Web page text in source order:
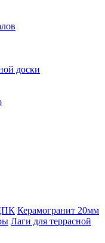
доски
Керамогранит 20мм
Лаги для террасной